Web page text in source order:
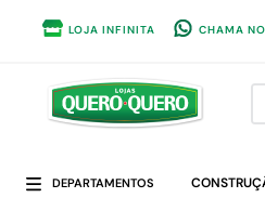
LOJA INFINITA CHAMA
DEPARTAMENTOS